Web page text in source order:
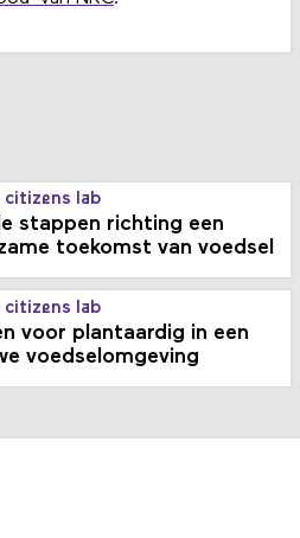
citizens lab
stappen richting een
toekomst van voedsel
citizens lab
voor plantaardig in een
voedselomgeving